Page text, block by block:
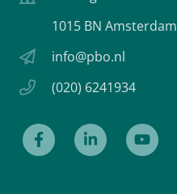
1015 BN Amsterdam
info@pbo.nl
(020) 6241934